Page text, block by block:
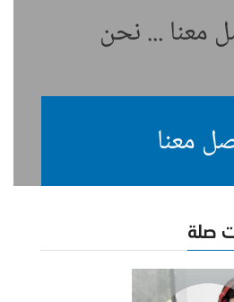
معنا ... نحن
معنا
صلة